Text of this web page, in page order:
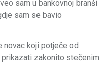
sam u bankovnoj branši
sam se bavio
novac koji potječe od
zakonito stečenim.